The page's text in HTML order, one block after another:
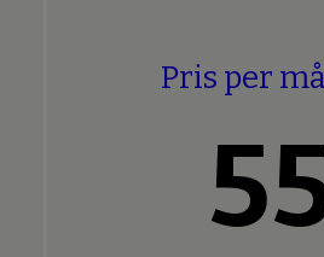
Pris per